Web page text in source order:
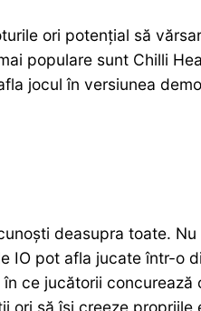
ori potențial să
populare sunt Chilli
jocul în versiunea
deasupra toate.
pot afla jucate într-o
ce jucătorii
să își creeze